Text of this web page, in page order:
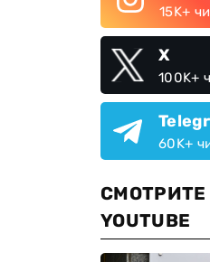
15K+
X
100K+
60K+
СМОТРИТЕ
YOUTUBE